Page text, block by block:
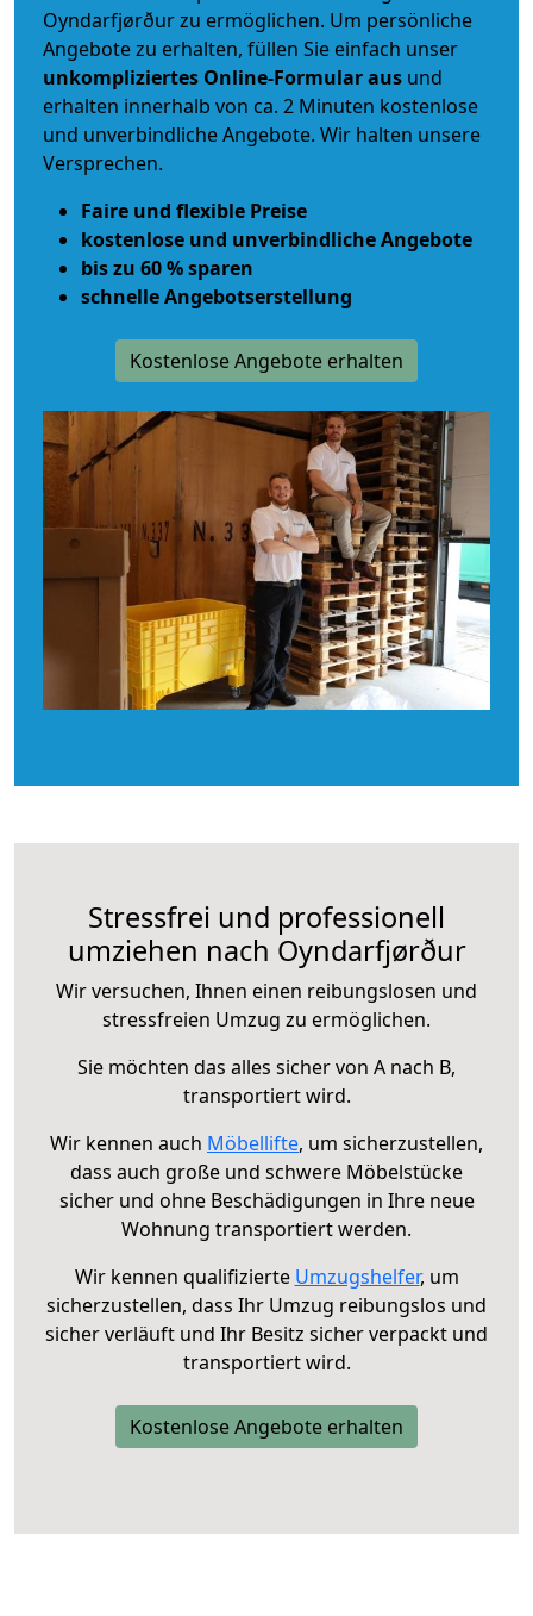
Oyndarfjørður zu ermöglichen. Um persönliche
Angebote zu erhalten, füllen Sie einfach unser
unkompliziertes Online-Formular aus und
erhalten innerhalb von ca. 2 Minuten kostenlose
und unverbindliche Angebote. Wir halten unsere
Versprechen.
Faire und flexible Preise
kostenlose und unverbindliche Angebote
bis zu 60 % sparen
schnelle Angebotserstellung
Kostenlose Angebote erhalten
Stressfrei und professionell
umziehen nach Oyndarfjørður
Wir versuchen, Ihnen einen reibungslosen und
stressfreien Umzug zu ermöglichen.
Sie möchten das alles sicher von A nach B,
transportiert wird.
Wir kennen auch Möbellifte, um sicherzustellen,
dass auch große und schwere Möbelstücke
sicher und ohne Beschädigungen in Ihre neue
Wohnung transportiert werden.
Wir kennen qualifizierte Umzugshelfer, um
sicherzustellen, dass Ihr Umzug reibungslos und
sicher verläuft und Ihr Besitz sicher verpackt und
transportiert wird.
Kostenlose Angebote erhalten